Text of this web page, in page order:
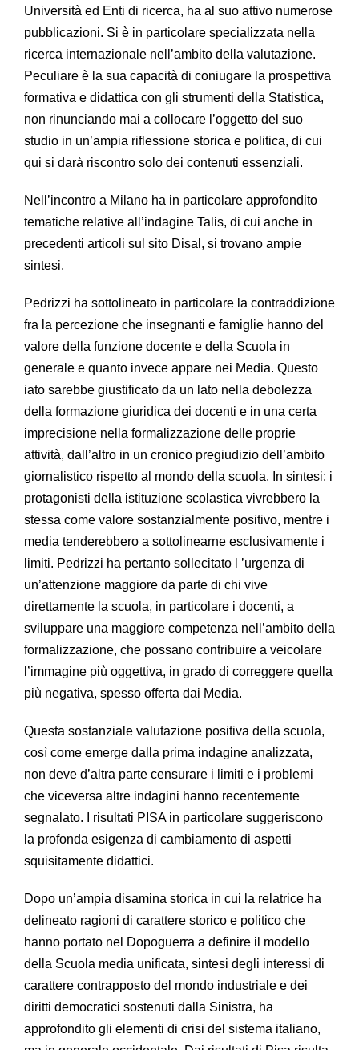
Università ed Enti di ricerca, ha al suo attivo numerose
pubblicazioni. Si è in particolare specializzata nella
ricerca internazionale nell’ambito della valutazione.
Peculiare è la sua capacità di coniugare la prospettiva
formativa e didattica con gli strumenti della Statistica,
non rinunciando mai a collocare l’oggetto del suo
studio in un’ampia riflessione storica e politica, di cui
qui si darà riscontro solo dei contenuti essenziali.
Nell’incontro a Milano ha in particolare approfondito
tematiche relative all’indagine Talis, di cui anche in
precedenti articoli sul sito Disal, si trovano ampie
sintesi.
Pedrizzi ha sottolineato in particolare la contraddizione
fra la percezione che insegnanti e famiglie hanno del
valore della funzione docente e della Scuola in
generale e quanto invece appare nei Media. Questo
iato sarebbe giustificato da un lato nella debolezza
della formazione giuridica dei docenti e in una certa
imprecisione nella formalizzazione delle proprie
attività, dall’altro in un cronico pregiudizio dell’ambito
giornalistico rispetto al mondo della scuola. In sintesi: i
protagonisti della istituzione scolastica vivrebbero la
stessa come valore sostanzialmente positivo, mentre i
media tenderebbero a sottolinearne esclusivamente i
limiti. Pedrizzi ha pertanto sollecitato l ’urgenza di
un’attenzione maggiore da parte di chi vive
direttamente la scuola, in particolare i docenti, a
sviluppare una maggiore competenza nell’ambito della
formalizzazione, che possano contribuire a veicolare
l’immagine più oggettiva, in grado di correggere quella
più negativa, spesso offerta dai Media.
Questa sostanziale valutazione positiva della scuola,
così come emerge dalla prima indagine analizzata,
non deve d’altra parte censurare i limiti e i problemi
che viceversa altre indagini hanno recentemente
segnalato. I risultati PISA in particolare suggeriscono
la profonda esigenza di cambiamento di aspetti
squisitamente didattici.
Dopo un’ampia disamina storica in cui la relatrice ha
delineato ragioni di carattere storico e politico che
hanno portato nel Dopoguerra a definire il modello
della Scuola media unificata, sintesi degli interessi di
carattere contrapposto del mondo industriale e dei
diritti democratici sostenuti dalla Sinistra, ha
approfondito gli elementi di crisi del sistema italiano,